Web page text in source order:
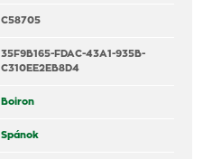
C58705
35F9B165-FDAC-43A1-935B-
C310EE2EB8D4
Boiron
Spánok